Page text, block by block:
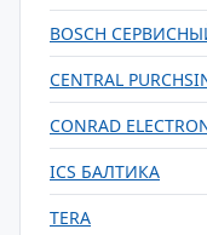
BOSCH
CENTRAL
CONRAD
ICS БАЛТИКА
TERA